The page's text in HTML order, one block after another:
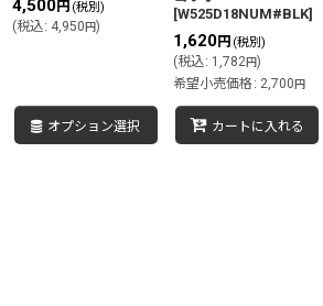
4,500円 (税別)
(税込: 4,950円)
オプション選択
[W525D18NUM#BLK]
1,620円 (税別)
(税込: 1,782円)
希望小売価格 : 2,700円
カートに入れる